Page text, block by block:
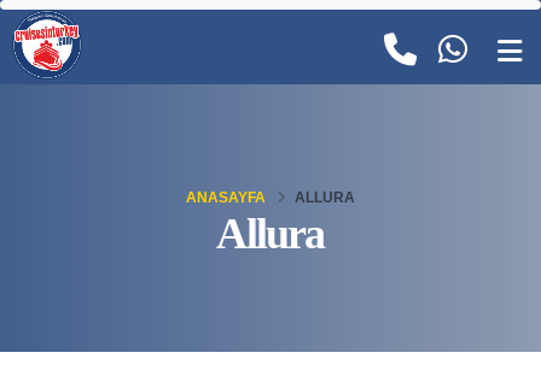
Allura
ANASAYFA ALLURA